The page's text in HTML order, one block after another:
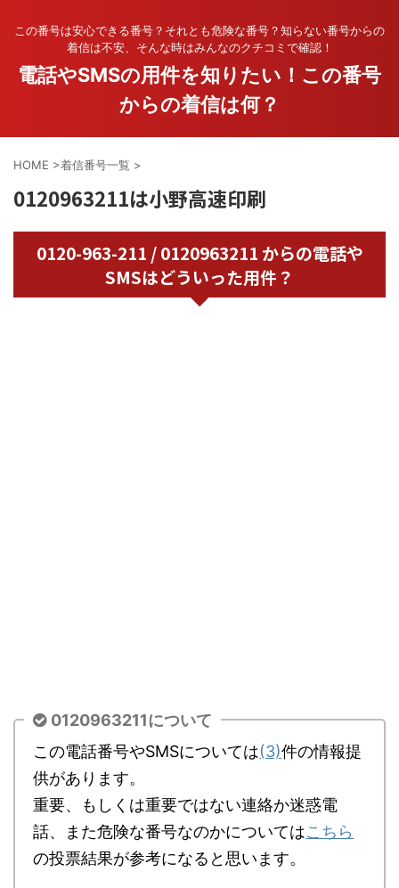
この番号は安心できる番号？それとも危険な番号？知らない番号からの
着信は不安、そんな時はみんなのクチコミで確認！
電話やSMSの用件を知りたい！この番号
からの着信は何？
HOME >着信番号一覧 >
0120963211は小野高速印刷
0120-963-211 / 0120963211 からの電話や
SMSはどういった用件？
0120963211について
この電話番号やSMSについては(3)件の情報提
供があります。
重要、もしくは重要ではない連絡か迷惑電
話、また危険な番号なのかについてはこちら
の投票結果が参考になると思います。